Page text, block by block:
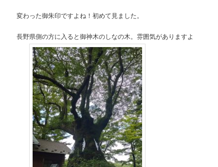
変わった御朱印ですよね！初めて見ました。
長野県側の方に入ると御神木のしなの木。雰囲気がありますよ